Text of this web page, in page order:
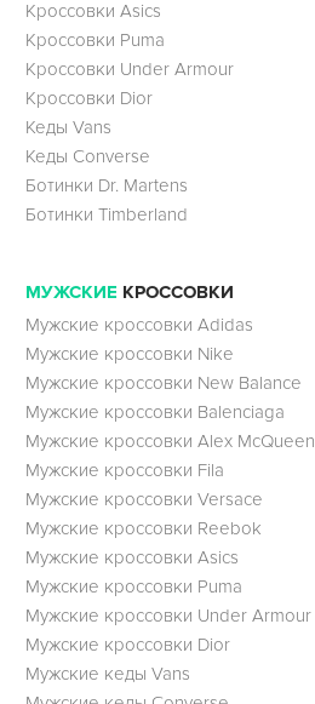
Кроссовки Asics
Кроссовки Puma
Кроссовки Under Armour
Кроссовки Dior
Кеды Vans
Кеды Converse
Ботинки Dr. Martens
Ботинки Timberland
МУЖСКИЕ КРОССОВКИ
Мужские кроссовки Adidas
Мужские кроссовки Nike
Мужские кроссовки New Balance
Мужские кроссовки Balenciaga
Мужские кроссовки Alex McQueen
Мужские кроссовки Fila
Мужские кроссовки Versace
Мужские кроссовки Reebok
Мужские кроссовки Asics
Мужские кроссовки Puma
Мужские кроссовки Under Armour
Мужские кроссовки Dior
Мужские кеды Vans